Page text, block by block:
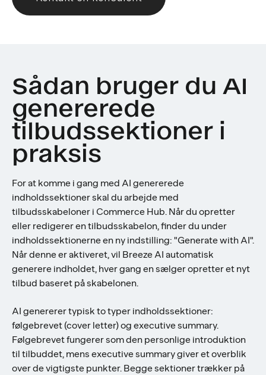
Sådan bruger du AI
genererede
tilbudssektioner i
praksis
For at komme i gang med AI genererede
indholdssektioner skal du arbejde med
tilbudsskabeloner i Commerce Hub. Når du opretter
eller redigerer en tilbudsskabelon, finder du under
indholdssektionerne en ny indstilling: "Generate with AI".
Når denne er aktiveret, vil Breeze AI automatisk
generere indholdet, hver gang en sælger opretter et nyt
tilbud baseret på skabelonen.
AI genererer typisk to typer indholdssektioner:
følgebrevet (cover letter) og executive summary.
Følgebrevet fungerer som den personlige introduktion
til tilbuddet, mens executive summary giver et overblik
over de vigtigste punkter. Begge sektioner trækker på